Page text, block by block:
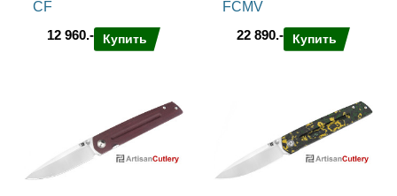
CF
12 960.-
Купить
FCMV
22 890.-
Купить